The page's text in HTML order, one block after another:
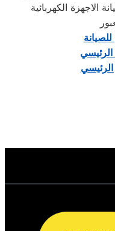
الاجهزة الكهربائية
الرئيسي